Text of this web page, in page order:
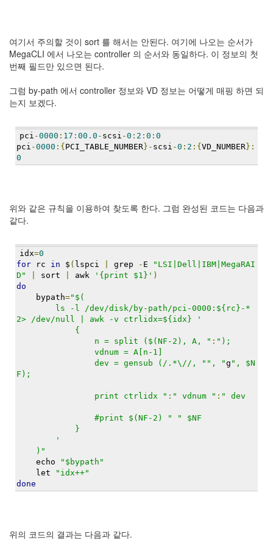
여기서 주의할 것이 sort 를 해서는 안된다. 여기에 나오는 순서가
MegaCLI 에서 나오는 controller 의 순서와 동일하다. 이 정보의 첫
번째 필드만 있으면 된다.
그럼 by-path 에서 controller 정보와 VD 정보는 어떻게 매핑 하면 되
는지 보겠다.
pci -0000 : 17 : 00.0 - scsi -0 : 2 : 0 : 0
pci -0000 :{ PCI_TABLE_NUMBER}- scsi -0 : 2 :{ VD_NUMBER}:
0
위와 같은 규칙을 이용하여 찾도록 한다. 그럼 완성된 코드는 다음과
같다.
idx=0
for rc in $ ( lspci grep - E
"LSI|Dell|IBM|MegaRAI
D"
sort awk '{print $1}' )
do
bypath="$(
ls -l /dev/disk/by-path/pci-0000:${rc}-*
2> /dev/null | awk -v ctrlidx=${idx} '
{
n = split ($(NF-2), A, " : ");
vdnum = A[n-1]
dev = gensub (/.*\//, "", "g ", $N
F);
print ctrlidx " : " vdnum " : " dev
#print $(NF-2) "
" $NF
}
'
)"
echo
"$bypath"
let
"idx++"
done
위의 코드의 결과는 다음과 같다.
Diving
0
제
품
리
뷰
5
Recent
Posts
Li-
ion
by
김
정
Daweikala
ion
1280...
BASMAN
BLB-
AA1650
테
스